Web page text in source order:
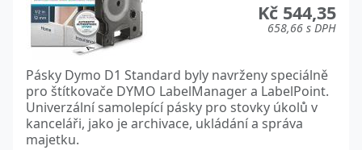
Kč 544,35
658,66 s DPH
Pásky Dymo D1 Standard byly navrženy speciálně
pro štítkovače DYMO LabelManager a LabelPoint.
Univerzální samolepící pásky pro stovky úkolů v
kanceláři, jako je archivace, ukládání a správa
majetku.